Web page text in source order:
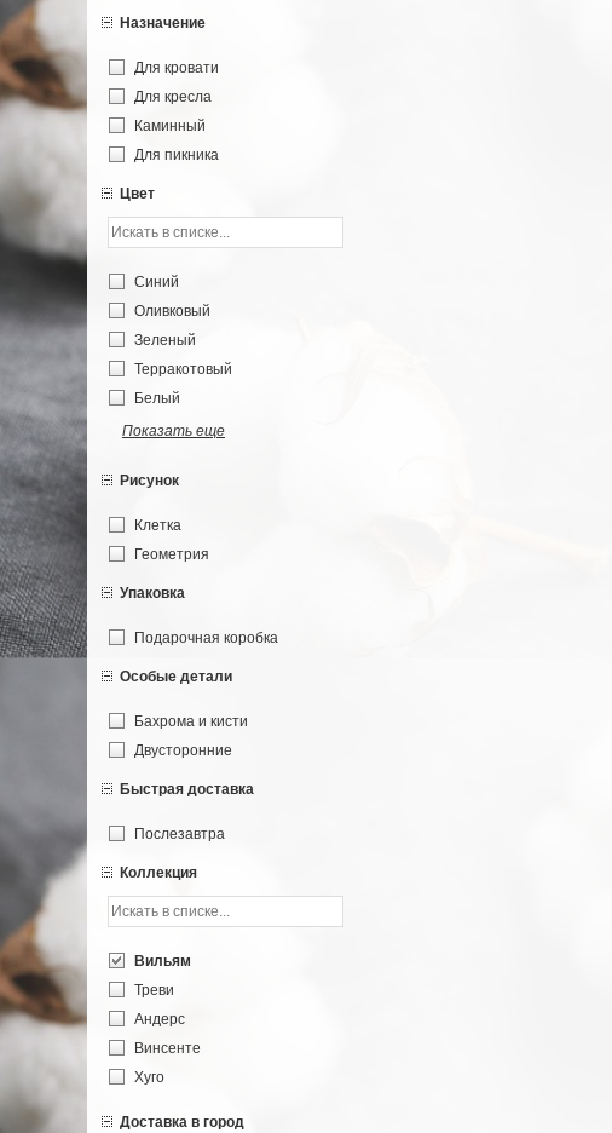
Назначение
Для кровати
Для кресла
Каминный
Для пикника
Цвет
Синий
Оливковый
Зеленый
Терракотовый
Белый
Показать еще
Рисунок
Клетка
Геометрия
Упаковка
Подарочная коробка
Особые детали
Бахрома и кисти
Двусторонние
Быстрая доставка
Послезавтра
Коллекция
Вильям
Треви
Андерс
Винсенте
Хуго
Доставка в город